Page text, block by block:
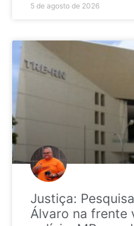
5 de agosto de 2026
Justiça:
Álvaro na frente